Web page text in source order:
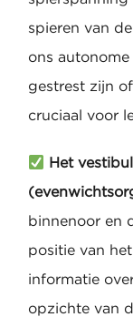
spieren van
ons
gestrest zijn
cruciaal voor
Het
binnenoor en
positie van
informatie
opzichte van